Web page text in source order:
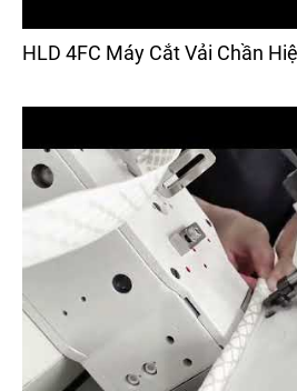
HLD 4FC Máy Cắt Vải Chần